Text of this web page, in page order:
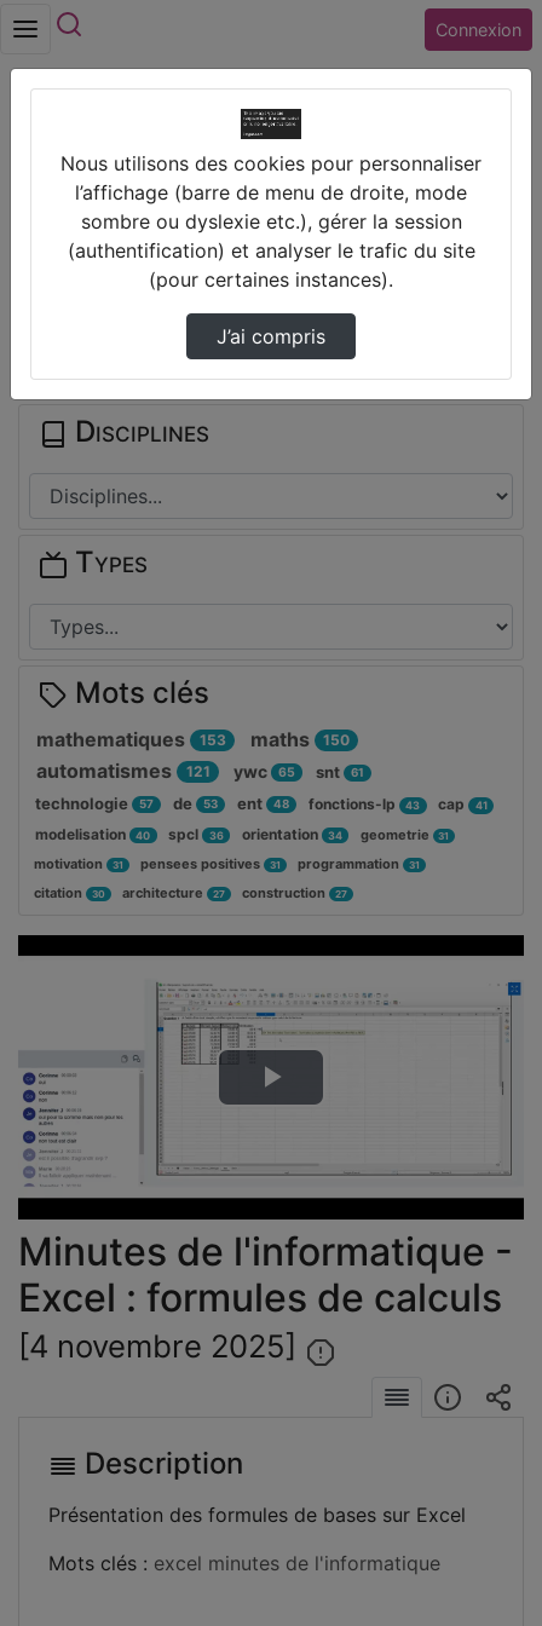
Connexion
Minutes de l'informatique - Excel : formules…
Lire
la
vidéo
Minutes de l'informatique -
Excel : formules de calculs
[4 novembre 2025]
Description
Présentation des formules de bases sur Excel
Mots clés : excel minutes de l'informatique
Prendre des notes
Il n'y a pas de note disponible pour vous pour cette vidéo.
Connectez-vous pour en créer une nouvelle.
Disciplines
Types
Mots clés
mathematiques 153 maths 150
automatismes 121 ywc 65 snt 61
technologie 57 de 53 ent 48 fonctions-lp 43 cap 41
modelisation 40 spcl 36 orientation 34 geometrie 31
motivation 31 pensees positives 31 programmation 31
citation 30 architecture 27 construction 27
Nous utilisons des cookies pour personnaliser
l’affichage (barre de menu de droite, mode
sombre ou dyslexie etc.), gérer la session
(authentification) et analyser le trafic du site
(pour certaines instances).
J’ai compris